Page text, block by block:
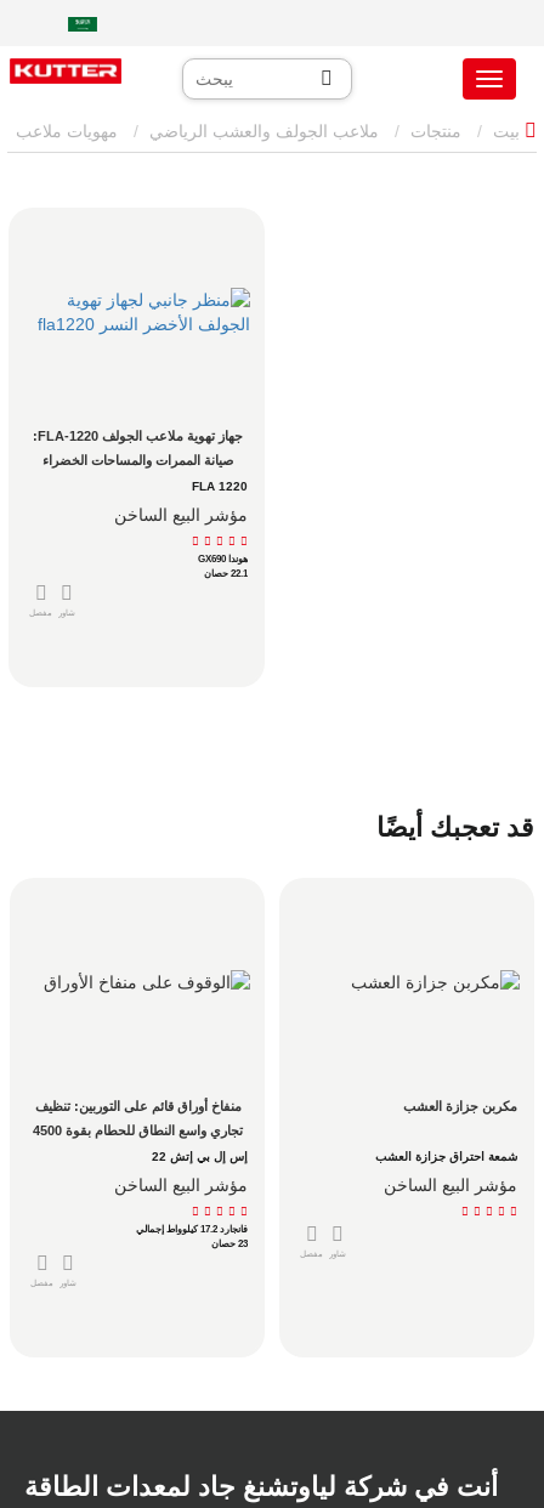
منتجات ملاعب الجولف والعشب الرياضي مهويات ملاعب
مدعوم بمحرك هوندا GX690FLA 1220
مؤشر البيع الساخن
هوندا GX690
22.1 حصان
مفصل شاور
قد تعجبك أيضًا
قدم مكعب في الدقيقةإس إل بي إتش 22
مؤشر البيع الساخن
فانجارد 17.2 كيلوواط إجمالي
23 حصان
مفصل شاور
مكربن جزازة العشب
شمعة احتراق جزازة العشب
مؤشر البيع الساخن
مفصل شاور
أنت في شركة لياوتشنغ جاد لمعدات الطاقة